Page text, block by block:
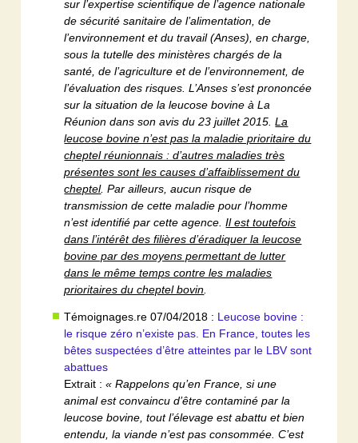
sur l’expertise scientifique de l’agence nationale
de sécurité sanitaire de l’alimentation, de
l’environnement et du travail (Anses), en charge,
sous la tutelle des ministères chargés de la
santé, de l’agriculture et de l’environnement, de
l’évaluation des risques. L’Anses s’est prononcée
sur la situation de la leucose bovine à La
Réunion dans son avis du 23 juillet 2015.La
leucose bovine n’est pas la maladie prioritaire du
cheptel réunionnais : d’autres maladies très
présentes sont les causes d’affaiblissement du
cheptel. Par ailleurs, aucun risque de
transmission de cette maladie pour l’homme
n’est identifié par cette agence.Il est toutefois
dans l’intérêt des filières d’éradiquer la leucose
bovine par des moyens permettant de lutter
dans le même temps contre les maladies
prioritaires du cheptel bovin
Témoignages.re 07/04/2018 : Leucose bovine :
le risque zéro n’existe pas. En France, toutes les
bêtes suspectées d’être atteintes par le LBV sont
abattues
Extrait :« Rappelons qu’en France, si une
animal est convaincu d’être contaminé par la
leucose bovine, tout l’élevage est abattu et bien
entendu, la viande n’est pas consommée. C’est